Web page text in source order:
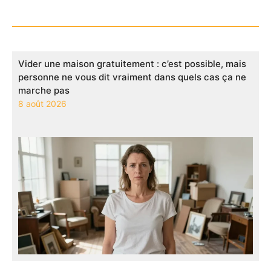
Vider une maison gratuitement : c’est possible, mais
personne ne vous dit vraiment dans quels cas ça ne
marche pas
8 août 2026